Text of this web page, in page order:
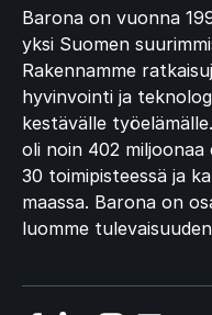
Barona on vuonna
yksi Suomen
Rakennamme
hyvinvointi ja
kestävälle
oli noin 402 miljoonaa
30 toimipisteessä ja
maassa. Barona on
luomme